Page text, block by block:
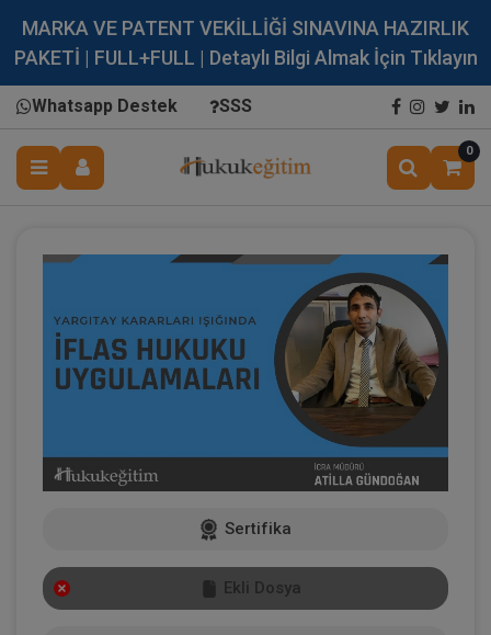
MARKA VE PATENT VEKİLLİĞİ SINAVINA HAZIRLIK
PAKETİ | FULL+FULL | Detaylı Bilgi Almak İçin Tıklayın
Whatsapp Destek SSS
0
Sertifika
Ekli Dosya